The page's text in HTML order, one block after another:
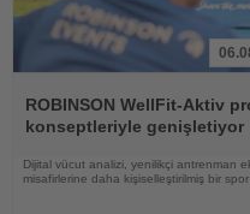
Oku
ROBINSON WellFit-Aktiv
konseptleriyle genişletiyor
Dijital vücut analizi, yenilikçi antrenman
misafirlerine daha kişiselleştirilmiş bir